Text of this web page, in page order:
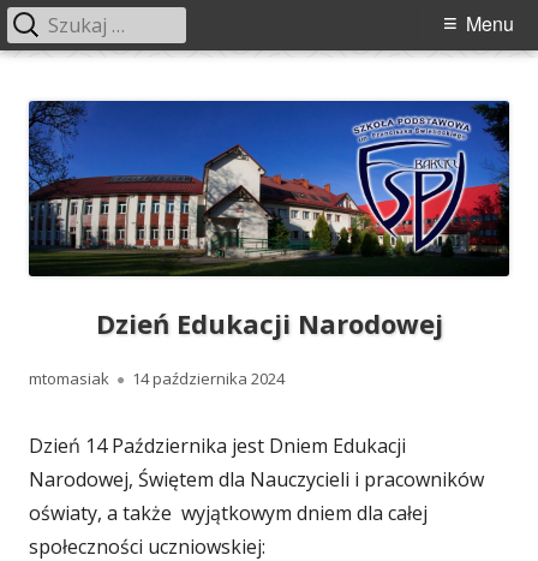
treści
Świebockiego w Barcicach
Menu
Menu
Szukaj:
Dzień Edukacji Narodowej
Autor
mtomasiak Opublikowano
14 października 2024
Dzień 14 Października jest Dniem Edukacji
Narodowej, Świętem dla Nauczycieli i pracowników
oświaty, a także wyjątkowym dniem dla całej
społeczności uczniowskiej: